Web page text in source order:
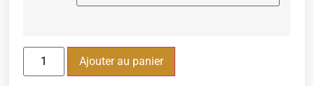
Ajouter au panier